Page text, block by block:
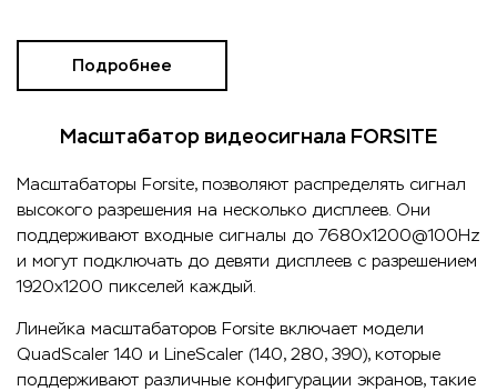
Подробнее
Масштабатор видеосигнала FORSITE
Масштабаторы Forsite, позволяют распределять сигнал
высокого разрешения на несколько дисплеев. Они
поддерживают входные сигналы до 7680x1200@100Hz
и могут подключать до девяти дисплеев с разрешением
1920x1200 пикселей каждый.
Линейка масштабаторов Forsite включает модели
QuadScaler 140 и LineScaler (140, 280, 390), которые
поддерживают различные конфигурации экранов, такие